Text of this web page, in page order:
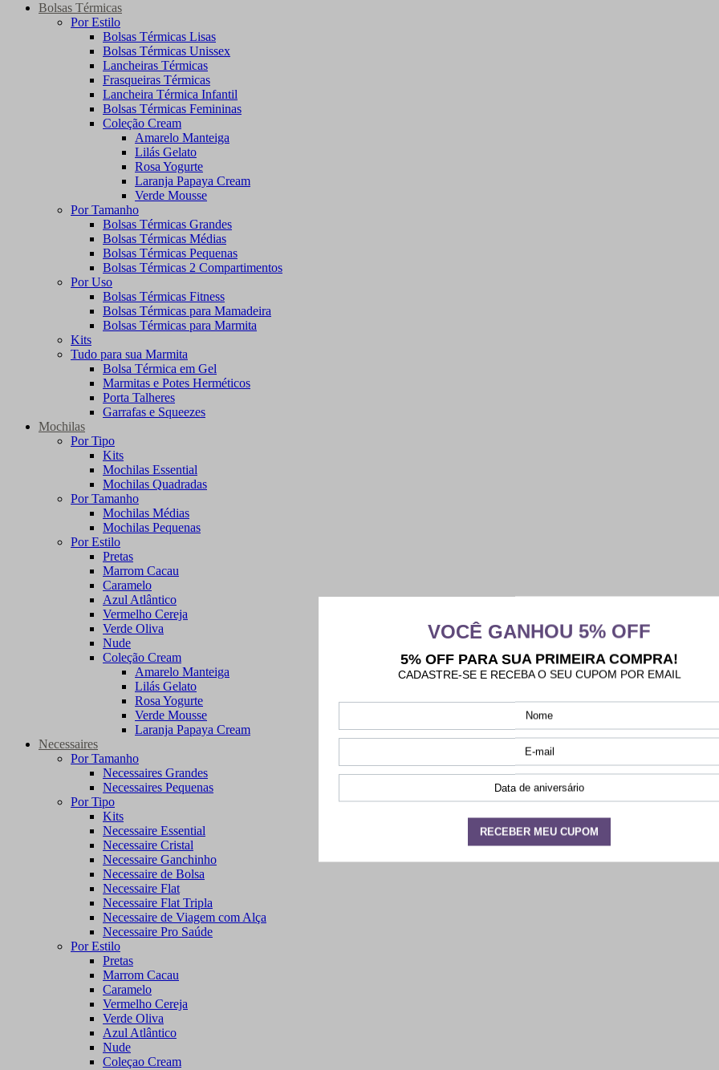
Bolsas Térmicas
Por Estilo
Bolsas Térmicas Lisas
Bolsas Térmicas Unissex
Lancheiras Térmicas
Frasqueiras Térmicas
Lancheira Térmica Infantil
Bolsas Térmicas Femininas
Coleção Cream
Amarelo Manteiga
Lilás Gelato
Rosa Yogurte
Laranja Papaya Cream
Verde Mousse
Por Tamanho
Bolsas Térmicas Grandes
Bolsas Térmicas Médias
Bolsas Térmicas Pequenas
Bolsas Térmicas 2 Compartimentos
Por Uso
Bolsas Térmicas Fitness
Bolsas Térmicas para Mamadeira
Bolsas Térmicas para Marmita
Kits
Tudo para sua Marmita
Bolsa Térmica em Gel
Marmitas e Potes Herméticos
Porta Talheres
Garrafas e Squeezes
Mochilas
Por Tipo
Kits
Mochilas Essential
Mochilas Quadradas
Por Tamanho
Mochilas Médias
Mochilas Pequenas
Por Estilo
Pretas
Marrom Cacau
Caramelo
Azul Atlântico
Vermelho Cereja
Verde Oliva
Nude
Coleção Cream
Amarelo Manteiga
Lilás Gelato
Rosa Yogurte
Verde Mousse
Laranja Papaya Cream
Necessaires
Por Tamanho
Necessaires Grandes
Necessaires Pequenas
Por Tipo
Kits
Necessaire Essential
Necessaire Cristal
Necessaire Ganchinho
Necessaire de Bolsa
Necessaire Flat
Necessaire Flat Tripla
Necessaire de Viagem com Alça
Necessaire Pro Saúde
Por Estilo
Pretas
Marrom Cacau
Caramelo
Vermelho Cereja
Verde Oliva
Azul Atlântico
Nude
Coleçao Cream